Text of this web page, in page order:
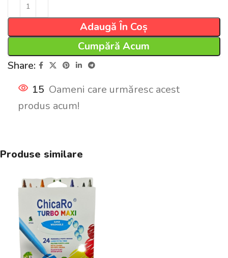
Adaugă În Coș
Cumpără Acum
Share:
15 Oameni care urmăresc acest
produs acum!
Produse similare